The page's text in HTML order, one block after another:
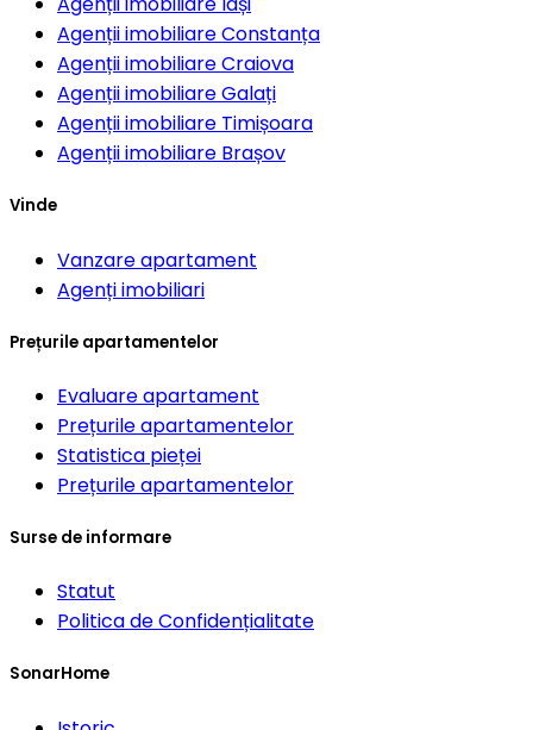
Agenții imobiliareConstanța
Agenții imobiliareCraiova
Agenții imobiliareGalați
Agenții imobiliare Timișoara
Agenții imobiliare Brașov
Vinde
Vanzare apartament
Agenți imobiliari
Prețurile apartamentelor
Evaluare apartament
Prețurile apartamentelor
Statistica pieței
Prețurile apartamentelor
Surse de informare
Statut
Politica de Confidențialitate
SonarHome